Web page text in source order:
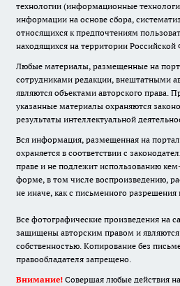
технологии (информационные
информации на основе сбора,
относящихся к предпочтениям
находящихся на территории Российской
Любые материалы, размещенные на
сотрудниками редакции, внештатными
являются объектами авторского права.
указанные материалы охраняются
результаты интеллектуальной
Вся информация, размещенная на
охраняется в соответствии с
праве и не подлежит использованию
форме, в том числе воспроизведению,
не иначе, как с письменного разрешения
Все фотографические произведения на
защищены авторским правом и являются
собственностью. Копирование без
правообладателя запрещено.
Внимание! Совершая любые действия